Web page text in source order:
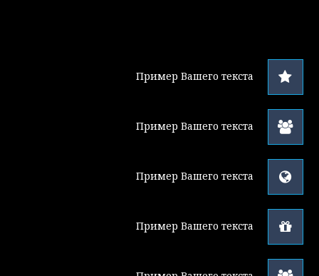
Пример Вашего текста
Пример Вашего текста
Пример Вашего текста
Пример Вашего текста